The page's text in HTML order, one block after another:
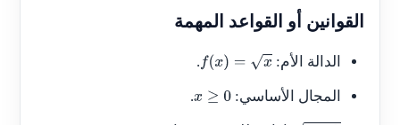
القوانين أو القواعد المهمة
الدالة الأم: f(x)= x
.
المجال الأساسي: x ≥0
.